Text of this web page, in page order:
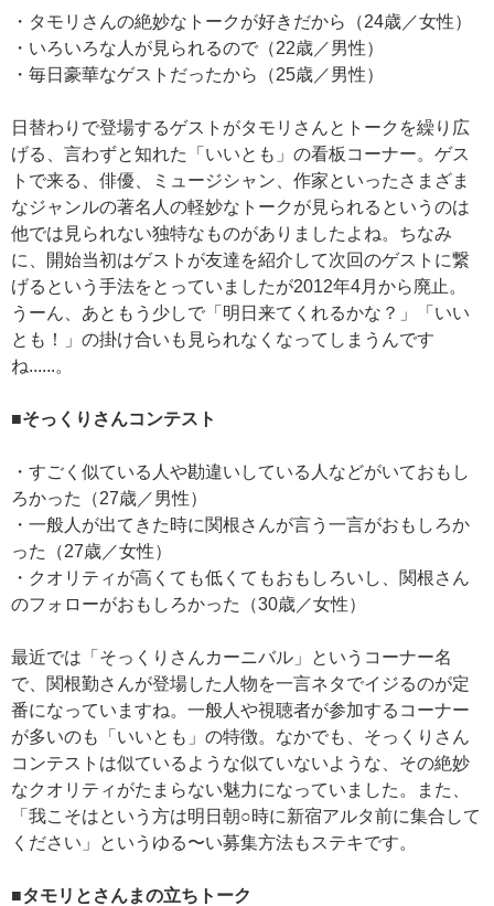
・タモリさんの絶妙なトークが好きだから（24歳／女性）
・いろいろな人が見られるので（22歳／男性）
・毎日豪華なゲストだったから（25歳／男性）
日替わりで登場するゲストがタモリさんとトークを繰り広
げる、言わずと知れた「いいとも」の看板コーナー。ゲス
トで来る、俳優、ミュージシャン、作家といったさまざま
なジャンルの著名人の軽妙なトークが見られるというのは
他では見られない独特なものがありましたよね。ちなみ
に、開始当初はゲストが友達を紹介して次回のゲストに繋
げるという手法をとっていましたが2012年4月から廃止。
うーん、あともう少しで「明日来てくれるかな？」「いい
とも！」の掛け合いも見られなくなってしまうんです
ね......。
■そっくりさんコンテスト
・すごく似ている人や勘違いしている人などがいておもし
ろかった（27歳／男性）
・一般人が出てきた時に関根さんが言う一言がおもしろか
った（27歳／女性）
・クオリティが高くても低くてもおもしろいし、関根さん
のフォローがおもしろかった（30歳／女性）
最近では「そっくりさんカーニバル」というコーナー名
で、関根勤さんが登場した人物を一言ネタでイジるのが定
番になっていますね。一般人や視聴者が参加するコーナー
が多いのも「いいとも」の特徴。なかでも、そっくりさん
コンテストは似ているような似ていないような、その絶妙
なクオリティがたまらない魅力になっていました。また、
「我こそはという方は明日朝○時に新宿アルタ前に集合して
ください」というゆる〜い募集方法もステキです。
■タモリとさんまの立ちトーク